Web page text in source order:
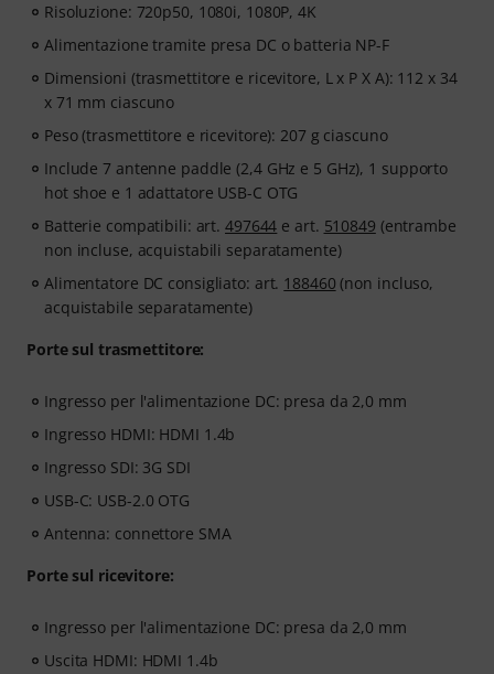
Risoluzione: 720p50, 1080i, 1080P, 4K
Alimentazione tramite presa DC o batteria NP-F
Dimensioni (trasmettitore e ricevitore, L x P X A): 112 x 34
x 71 mm ciascuno
Peso (trasmettitore e ricevitore): 207 g ciascuno
Include 7 antenne paddle (2,4 GHz e 5 GHz), 1 supporto
hot shoe e 1 adattatore USB-C OTG
Batterie compatibili: art.497644 e art. 510849 (entrambe
non incluse, acquistabili separatamente)
Alimentatore DC consigliato: art. 188460 (non incluso,
acquistabile separatamente)
Porte sul trasmettitore:
Ingresso per l'alimentazione DC: presa da 2,0 mm
Ingresso HDMI: HDMI 1.4b
Ingresso SDI: 3G SDI
USB-C: USB-2.0 OTG
Antenna: connettore SMA
Porte sul ricevitore:
Ingresso per l'alimentazione DC: presa da 2,0 mm
Uscita HDMI: HDMI 1.4b